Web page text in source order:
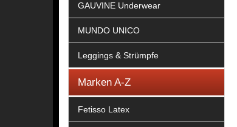
GAUVINE Underwear
MUNDO UNICO
Leggings & Strümpfe
Marken A-Z
Fetisso Latex